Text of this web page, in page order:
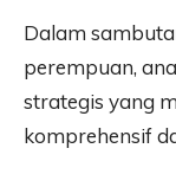
Dalam
perempuan,
strategis yang
komprehensif